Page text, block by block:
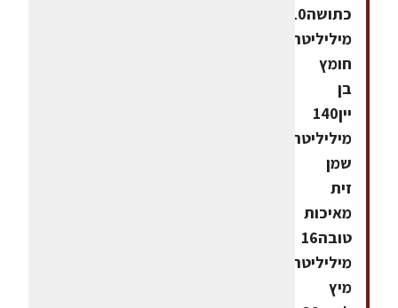
כתושה10
מיליליטר
חומץ
בן
יין140
מיליליטר
שמן
זית
מאיכות
טובה16
מיליליטר
מיץ